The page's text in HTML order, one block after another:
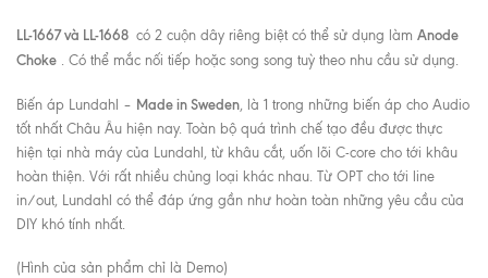
LL-1667 và LL-1668 có 2 cuộn dây riêng biệt có thể sử dụng làm Anode
Choke . Có thể mắc nối tiếp hoặc song song tuỳ theo nhu cầu sử dụng.
Biến áp Lundahl – Made in Sweden, là 1 trong những biến áp cho Audio
tốt nhất Châu Âu hiện nay. Toàn bộ quá trình chế tạo đều được thực
hiện tại nhà máy của Lundahl, từ khâu cắt, uốn lõi C-core cho tới khâu
hoàn thiện. Với rất nhiều chủng loại khác nhau. Từ OPT cho tới line
in/out, Lundahl có thể đáp ứng gần như hoàn toàn những yêu cầu của
DIY khó tính nhất.
(Hình của sản phẩm chỉ là Demo)